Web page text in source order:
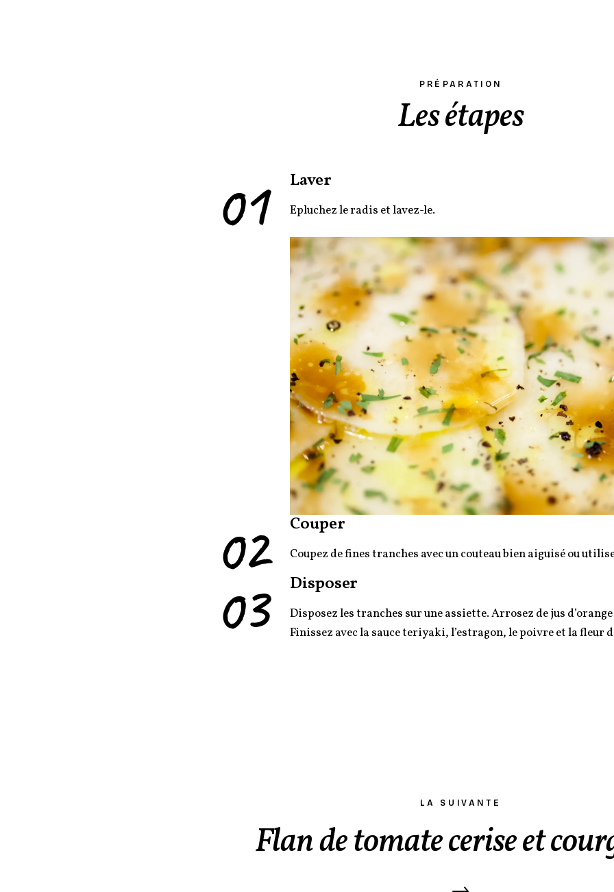
PRÉPARATION
Les étapes
01 Laver
Epluchez le radis et lavez-le.
02 Couper
Coupez de fines tranches avec un couteau bien aiguisé ou
03 Disposer
Disposez les tranches sur une assiette. Arrosez de jus d’orange
Finissez avec la sauce teriyaki, l’estragon, le poivre et la fleur
LA SUIVANTE
Flan de tomate cerise et